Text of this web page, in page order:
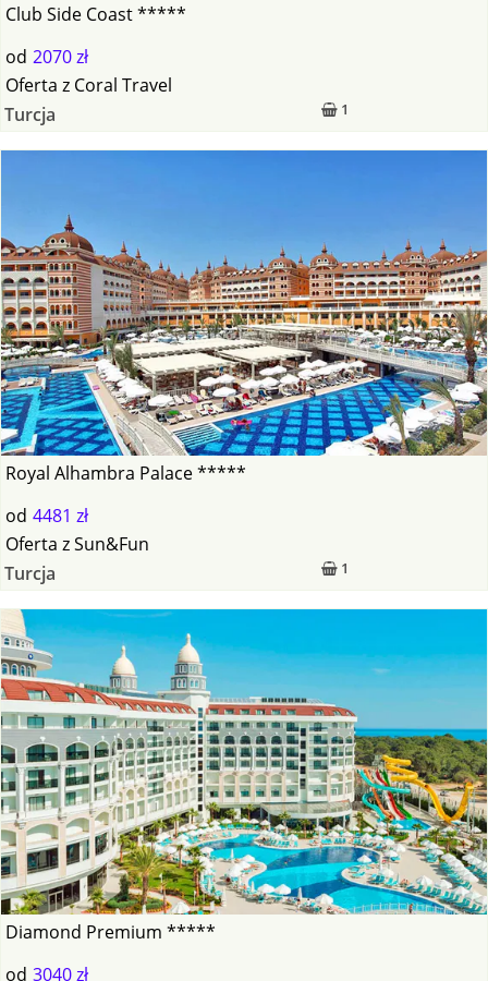
Club Side Coast *****
od 2070 zł
1
Oferta z Coral Travel
Turcja
Royal Alhambra Palace *****
od 4481 zł
1
Oferta zSun&Fun
Turcja
Diamond Premium *****
od 3040 zł